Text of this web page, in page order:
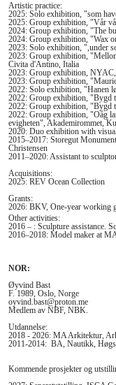
Artistic practice:
2025: Solo exhibition, "som
2025: Group exhibition, "Vår
2024: Group exhibition, "The
2024: Group exhibition, "Wax
2023: Solo exhibition, ",under
2023: Group exhibition,
Civita d'Antino, Italia
2023: Group exhibition,
2023: Group exhibition,
2022: Solo exhibition, "Hanen
2022: Group exhibition, "Bygd
2022: Group exhibition, "Bygd
2022: Group exhibition, "Oåg
evigheten", Akademirommet,
2020: Duo exhibition with
2015–2017: Storegut
Christensen
2011–2020: Assistant to
Acquisitions:
2025: REV Ocean Collection
Grants:
2026: BKV, One-year working
Other activities:
2016 – : Sculpture assistance.
2016–2018: Model maker at
NOR:
Øyvind Bast
F. 1989, Oslo, Norge
oyvind.bast@proton.me
Medlem av NBF, NBK.
Utdannelse:
2018 - 2026: MA Arkitektur,
2011-2014: BA, Nautikk,
Kommende prosjekter og